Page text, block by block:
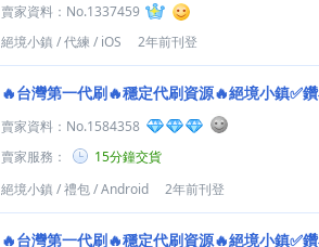
賣家資料： No.1337459
絕境小鎮 /代練 / iOS 2年前刊登
🔥台灣第一代刷🔥穩定代刷資源🔥絕境小鎮✅
賣家資料： No.1584358
賣家服務：
15分鐘交貨
絕境小鎮 /禮包/Android 2年前刊登
🔥台灣第一代刷🔥穩定代刷資源🔥絕境小鎮✅